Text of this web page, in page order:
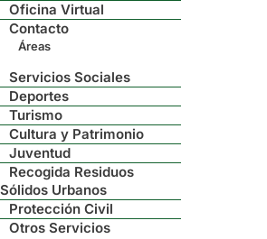
Oficina Virtual
Contacto
Áreas
Servicios Sociales
Deportes
Turismo
Cultura y Patrimonio
Juventud
Recogida Residuos
Sólidos Urbanos
Protección Civil
Otros Servicios